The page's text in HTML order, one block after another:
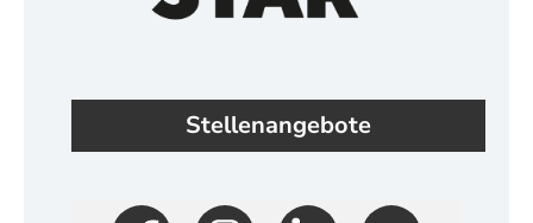
Stellenangebote